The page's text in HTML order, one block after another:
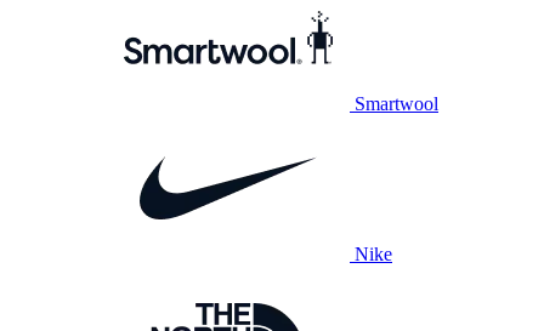
Smartwool
Nike